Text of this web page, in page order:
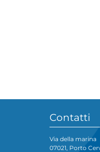
Contatti
Via della marina
07021, Porto